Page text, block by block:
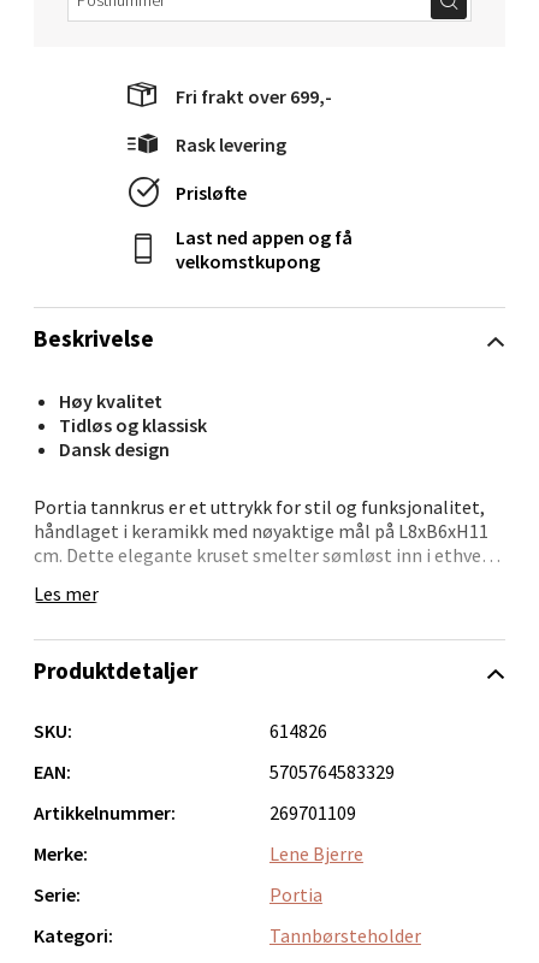
Beskrivelse
Høy kvalitet
Tidløs og klassisk
Dansk design
Portia tannkrus er et uttrykk for stil og funksjonalitet,
håndlaget i keramikk med nøyaktige mål på L8xB6xH11
cm. Dette elegante kruset smelter sømløst inn i ethvert
rene linjer. Skap en harmonisk atmosfære ved å
Lene Bjerre tilbyr et bredt utvalg av tannkrus som er
at du kan finne det perfekte tilskuddet til ditt personlige
Les mer
Fri frakt over 699,-
Rask levering
Prisløfte
Last ned appen og få
velkomstkupong
Produktdetaljer
SKU:
614826
EAN:
5705764583329
Artikkelnummer:
269701109
Merke:
Lene Bjerre
Serie:
Portia
Kategori:
Tannbørsteholder
Åpent i dag 10-20
0 i butikk
Bolagsgata 1, 8514 Narvik
Åpent i dag 10-20
Velg
Bergen - Oasen Senter
Folke Bernadottes vei 52, 5147 Fyllingsdalen